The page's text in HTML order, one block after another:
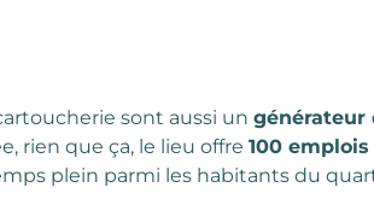
sont aussi un générateur
rien que ça, le lieu offre 100
plein parmi les habitants du